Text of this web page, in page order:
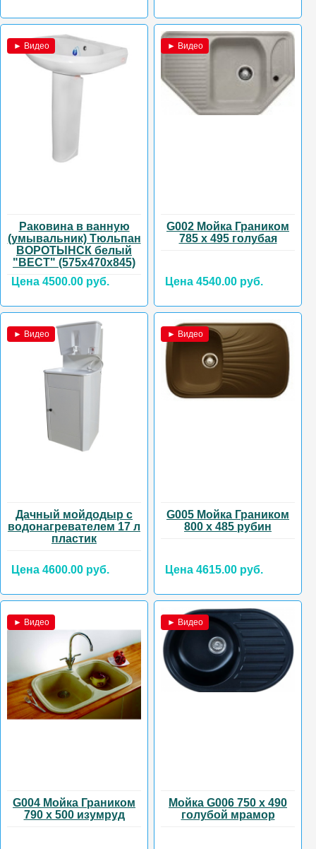
► Видео
Раковина в ванную
(умывальник) Тюльпан
ВОРОТЫНСК белый
"ВЕСТ" (575х470х845)
Цена 4500.00 руб.
► Видео
G002 Мойка Граником
785 х 495 голубая
Цена 4540.00 руб.
► Видео
Дачный мойдодыр с
водонагревателем 17 л
пластик
Цена 4600.00 руб.
► Видео
G005 Мойка Граником
800 х 485 рубин
Цена 4615.00 руб.
► Видео
G004 Мойка Граником
790 х 500 изумруд
► Видео
Мойка G006 750 х 490
голубой мрамор